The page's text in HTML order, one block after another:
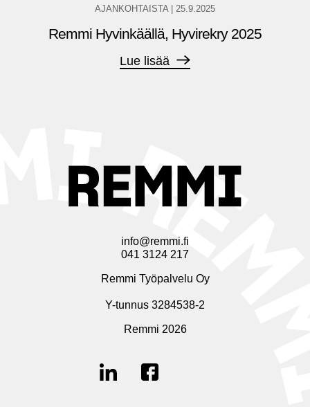
AJANKOHTAISTA 25.9.2025
Remmi Hyvinkäällä, Hyvirekry 2025
Lue lisää
info@remmi.fi
041 3124 217
Remmi Työpalvelu Oy
Y-tunnus 3284538-2
Remmi 2026